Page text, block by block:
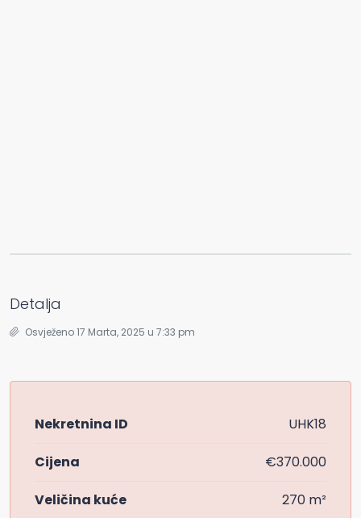
Detalja
Osvježeno 17 Marta, 2025 u 7:33 pm
Nekretnina ID UHK18
Cijena €370.000
Veličina kuće 270 m²